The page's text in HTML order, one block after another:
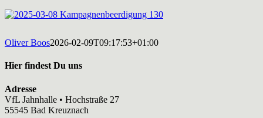
Oliver Boos2026-02-09T09:17:53+01:00
Hier findest Du uns
Adresse
VfL Jahnhalle • Hochstraße 27
55545 Bad Kreuznach